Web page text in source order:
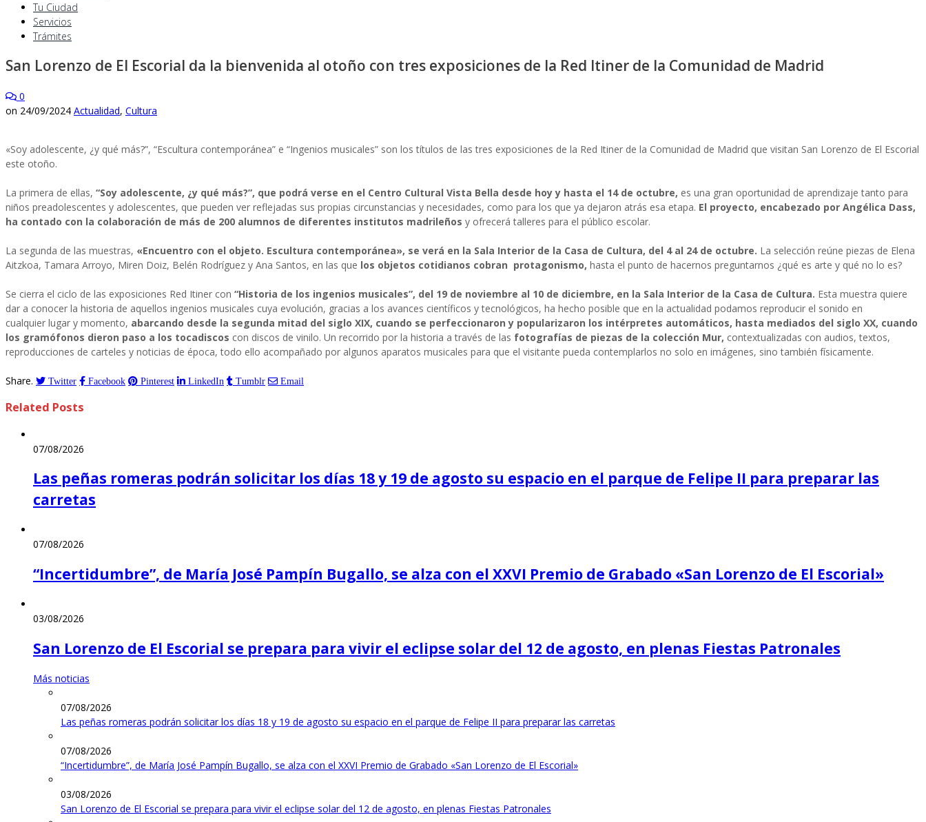
Tu Ciudad
Servicios
Trámites
San Lorenzo de El Escorial da la bienvenida al otoño con tres exposiciones de la Red Itiner de la Comunidad de Madrid
0
on 24/09/2024 Actualidad, Cultura
«Soy adolescente, ¿y qué más?”, “Escultura contemporánea” e “Ingenios musicales” son los títulos de las tres exposiciones de la Red Itiner de la Comunidad de Madrid que visitan San Lorenzo de El Escorial
este otoño.
La primera de ellas, “Soy adolescente, ¿y qué más?”, que podrá verse en el Centro Cultural Vista Bella desde hoy y hasta el 14 de octubre, es una gran oportunidad de aprendizaje tanto para
niños preadolescentes y adolescentes, que pueden ver reflejadas sus propias circunstancias y necesidades, como para los que ya dejaron atrás esa etapa. El proyecto, encabezado por Angélica Dass,
ha contado con la colaboración de más de 200 alumnos de diferentes institutos madrileños y ofrecerá talleres para el público escolar.
La segunda de las muestras, «Encuentro con el objeto. Escultura contemporánea», se verá en la Sala Interior de la Casa de Cultura, del 4 al 24 de octubre. La selección reúne piezas de Elena
Aitzkoa, Tamara Arroyo, Miren Doiz, Belén Rodríguez y Ana Santos, en las que los objetos cotidianos cobran protagonismo, hasta el punto de hacernos preguntarnos ¿qué es arte y qué no lo es?
Se cierra el ciclo de las exposiciones Red Itiner con “Historia de los ingenios musicales”, del 19 de noviembre al 10 de diciembre, en la Sala Interior de la Casa de Cultura. Esta muestra quiere
dar a conocer la historia de aquellos ingenios musicales cuya evolución, gracias a los avances científicos y tecnológicos, ha hecho posible que en la actualidad podamos reproducir el sonido en
cualquier lugar y momento, abarcando desde la segunda mitad del siglo XIX, cuando se perfeccionaron y popularizaron los intérpretes automáticos, hasta mediados del siglo XX, cuando
los gramófonos dieron paso a los tocadiscos con discos de vinilo. Un recorrido por la historia a través de las fotografías de piezas de la colección Mur, contextualizadas con audios, textos,
reproducciones de carteles y noticias de época, todo ello acompañado por algunos aparatos musicales para que el visitante pueda contemplarlos no solo en imágenes, sino también físicamente.
Share. Twitter Facebook Pinterest LinkedIn Tumblr Email
Related Posts
07/08/2026
Las peñas romeras podrán solicitar los días 18 y 19 de agosto su espacio en el parque de Felipe II para preparar las
carretas
07/08/2026
“Incertidumbre”, de María José Pampín Bugallo, se alza con el XXVI Premio de Grabado «San Lorenzo de El Escorial»
03/08/2026
San Lorenzo de El Escorial se prepara para vivir el eclipse solar del 12 de agosto, en plenas Fiestas Patronales
Más noticias
07/08/2026
Las peñas romeras podrán solicitar los días 18 y 19 de agosto su espacio en el parque de Felipe II para preparar las carretas
07/08/2026
“Incertidumbre”, de María José Pampín Bugallo, se alza con el XXVI Premio de Grabado «San Lorenzo de El Escorial»
03/08/2026
San Lorenzo de El Escorial se prepara para vivir el eclipse solar del 12 de agosto, en plenas Fiestas Patronales